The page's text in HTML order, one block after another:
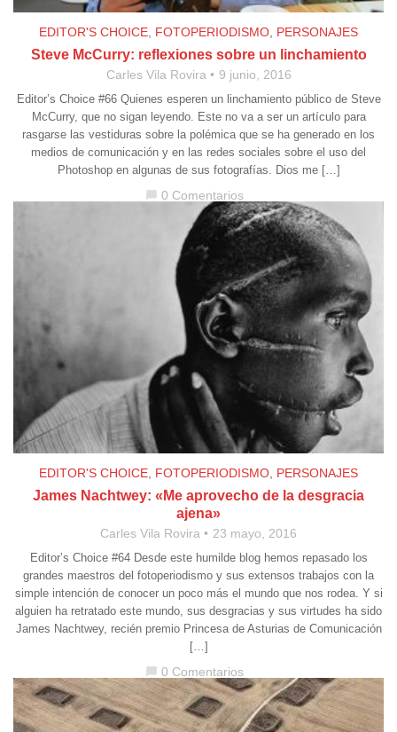
EDITOR'S CHOICE FOTOPERIODISMO PERSONAJES
Steve McCurry: reflexiones sobre un linchamiento
Carles Vila Rovira 9 junio, 2016
Editor’s Choice #66 Quienes esperen un linchamiento público de Steve
McCurry, que no sigan leyendo. Este no va a ser un artículo para
rasgarse las vestiduras sobre la polémica que se ha generado en los
medios de comunicación y en las redes sociales sobre el uso del
Photoshop en algunas de sus fotografías. Dios me […]
0 Comentarios
EDITOR'S CHOICE FOTOPERIODISMO PERSONAJES
James Nachtwey: «Me aprovecho de la desgracia
ajena»
Carles Vila Rovira 23 mayo, 2016
Editor’s Choice #64 Desde este humilde blog hemos repasado los
grandes maestros del fotoperiodismo y sus extensos trabajos con la
simple intención de conocer un poco más el mundo que nos rodea. Y si
alguien ha retratado este mundo, sus desgracias y sus virtudes ha sido
James Nachtwey, recién premio Princesa de Asturias de Comunicación
[…]
chat_bubble 0 Comentarios